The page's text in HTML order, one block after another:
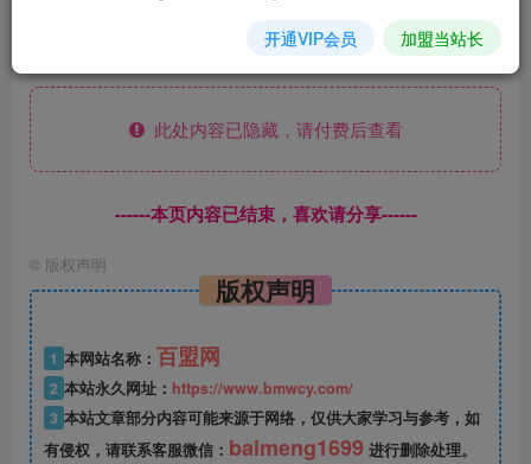
此处内容已隐藏，请付费后查看
------本页内容已结束，喜欢请分享------
© 版权声明
版权声明
1 本网站名称： 百盟网
2 本站永久网址： https://www.bmwcy.com/
3 本站文章部分内容可能来源于网络，仅供大家学习与参考，如
有侵权，请联系客服微信： baimeng1699 进行删除处理。
开通VIP会员 加盟当站长